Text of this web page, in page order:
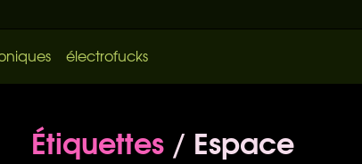
électrofucks
Étiquettes/ Espace